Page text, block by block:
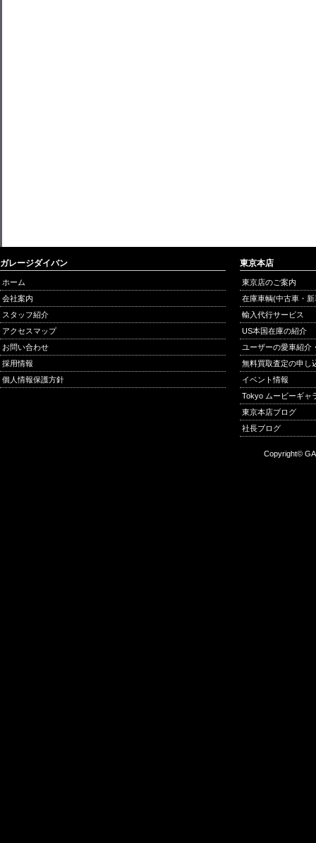
ガレージダイバン
ホーム
会社案内
スタッフ紹介
アクセスマップ
お問い合わせ
採用情報
個人情報保護方針
東京本店
東京店のご案内
在庫車輌(中古車・
輸入代行サービス
US本国在庫の紹介
ユーザーの愛車紹介
無料買取査定の申し
イベント情報
Tokyo ムービーギャ
東京本店ブログ
社長ブログ
Copyright©